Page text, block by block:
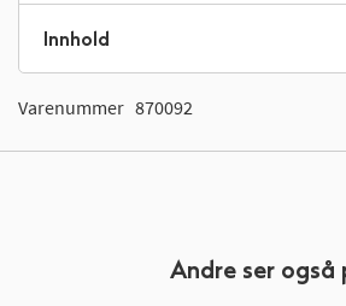
Innhold
Varenummer 870092
Andre ser også